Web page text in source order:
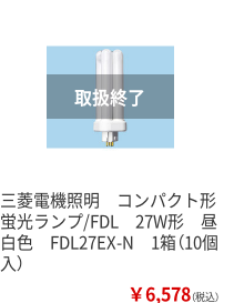
三菱電機照明 コンパクト形
蛍光ランプ/FDL 27W形 昼
白色 FDL27EX-N 1箱（10個
入）
￥6,578（税込）